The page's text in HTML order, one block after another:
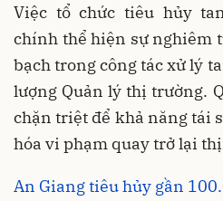
Việc tổ chức tiêu hủy
chính thể hiện sự nghiêm
bạch trong công tác xử lý
lượng Quản lý thị trường.
chặn triệt để khả năng tái
hóa vi phạm quay trở lại
An Giang tiêu hủy gần